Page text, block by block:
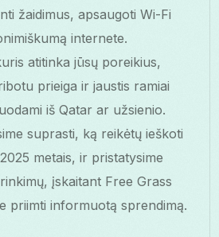
žaidimus, apsaugoti Wi-Fi
internete.
atitinka jūsų poreikius,
prieiga ir jaustis ramiai
iš Qatar ar užsienio.
suprasti, ką reikėtų ieškoti
metais, ir pristatysime
įskaitant Free Grass
priimti informuotą sprendimą.